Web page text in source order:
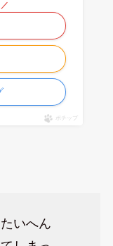
ポチップ
いへん